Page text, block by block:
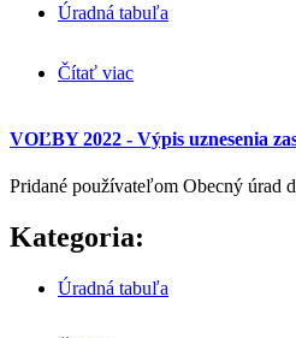
Úradná tabuľa
Čítať viac
volebnej komisie
VOĽBY 2022 - Výpis uznesenia
Pridané používateľom Obecný úrad
Kategoria:
Úradná tabuľa